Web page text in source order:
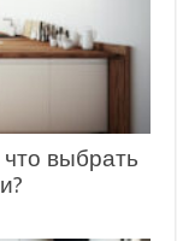
выбрать